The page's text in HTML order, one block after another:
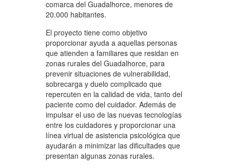
comarca del Guadalhorce, menores de
20.000 habitantes.
El proyecto tiene como objetivo
proporcionar ayuda a aquellas personas
que atienden a familiares que residan en
zonas rurales del Guadalhorce, para
prevenir situaciones de vulnerabilidad,
sobrecarga y duelo complicado que
repercuten en la calidad de vida, tanto del
paciente como del cuidador. Además de
impulsar el uso de las nuevas tecnologías
entre los cuidadores y proporcionar una
línea virtual de asistencia psicológica que
ayudarán a minimizar las dificultades que
presentan algunas zonas rurales.